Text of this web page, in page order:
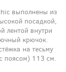
выполнены из
посадкой,
лентой внутри
крючок.
на тесьму
поясом) 113 см.